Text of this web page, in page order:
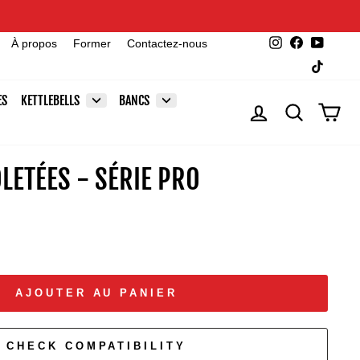
À propos Former Contactez-nous Instagram
Facebook
KETTLEBELLS BANCS SE CONNECTER
- SÉRIE PRO
AJOUTER AU PANIER
CHECK COMPATIBILITY